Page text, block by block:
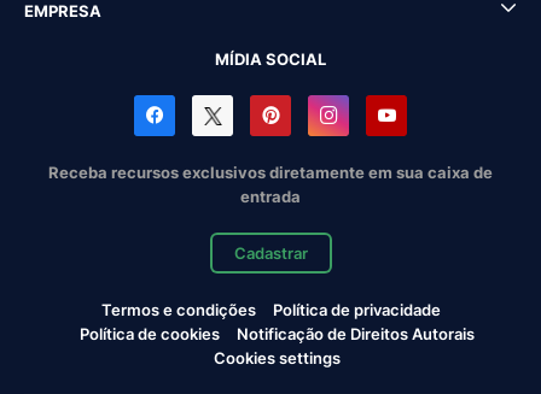
EMPRESA
MÍDIA SOCIAL
Receba recursos exclusivos diretamente em sua caixa de
entrada
Cadastrar
Termos e condições
Política de privacidade
Política de cookies
Notificação de Direitos Autorais
Cookies settings